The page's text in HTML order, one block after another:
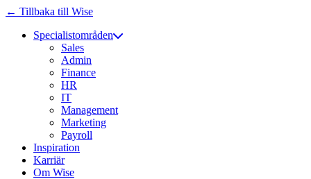
← Tillbaka till Wise
Specialistområden
Sales
Admin
Finance
HR
IT
Management
Marketing
Payroll
Inspiration
Karriär
Om Wise